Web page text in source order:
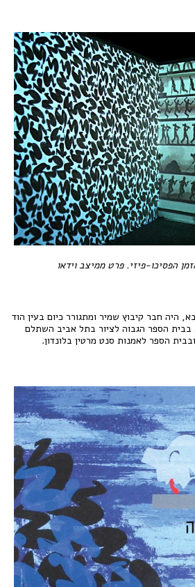
הפסיכו-פיזי. פרט ממיצב וידאו
1939 בכפר סבא, היה חבר קיבוץ שמיר ומתגורר כיום בעין הוד
בבית הספר הגבוה לציור בתל אביב השתלם